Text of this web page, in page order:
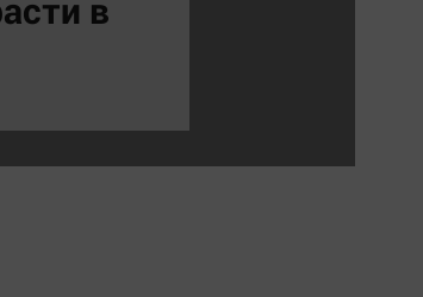
жизнь
в